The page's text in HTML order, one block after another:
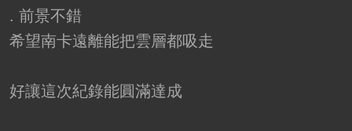
. 前景不錯
希望南卡遠離能把雲層都吸走
好讓這次紀錄能圓滿達成